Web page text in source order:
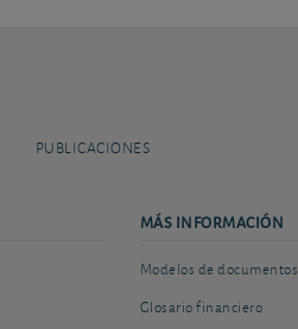
PUBLICACIONES
MÁS INFORMACIÓN
Modelos de documentos
Glosario financiero